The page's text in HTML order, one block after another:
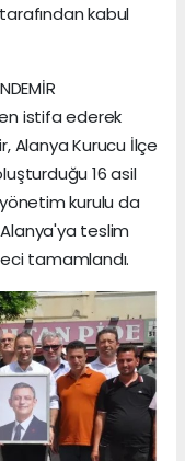
kabul
istifa ederek
Alanya Kurucu İlçe
16 asil
kurulu da
Alanya'ya teslim
tamamlandı.